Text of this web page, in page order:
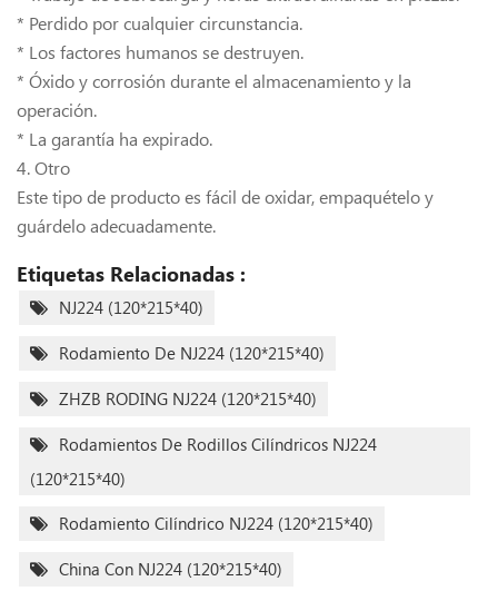
* Perdido por cualquier circunstancia.
* Los factores humanos se destruyen.
* Óxido y corrosión durante el almacenamiento y la
operación.
* La garantía ha expirado.
4. Otro
Este tipo de producto es fácil de oxidar, empaquételo y
guárdelo adecuadamente.
Etiquetas Relacionadas :
NJ224 (120*215*40)
Rodamiento De NJ224 (120*215*40)
ZHZB RODING NJ224 (120*215*40)
Rodamientos De Rodillos Cilíndricos NJ224
(120*215*40)
Rodamiento Cilíndrico NJ224 (120*215*40)
China Con NJ224 (120*215*40)